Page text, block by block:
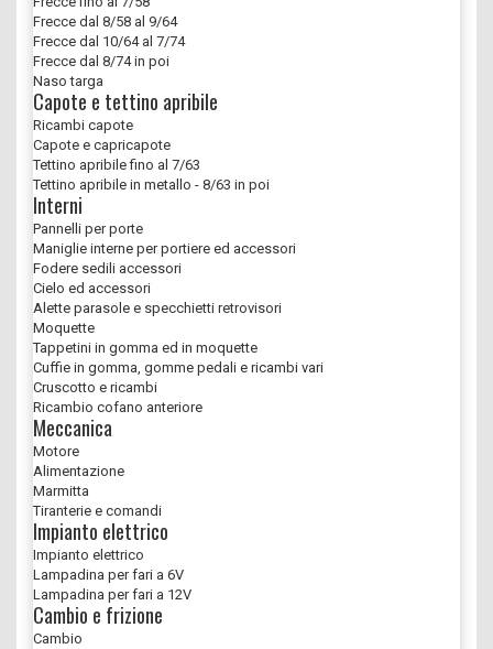
Frecce dal 8/58 al 9/64
Frecce dal 10/64 al 7/74
Frecce dal 8/74 in poi
Naso targa
Capote e tettino apribile
Ricambi capote
Capote e capricapote
Tettino apribile fino al 7/63
Tettino apribile in metallo - 8/63 in poi
Interni
Pannelli per porte
Maniglie interne per portiere ed accessori
Fodere sedili accessori
Cielo ed accessori
Alette parasole e specchietti retrovisori
Moquette
Tappetini in gomma ed in moquette
Cuffie in gomma, gomme pedali e ricambi vari
Cruscotto e ricambi
Ricambio cofano anteriore
Meccanica
Motore
Alimentazione
Marmitta
Tiranterie e comandi
Impianto elettrico
Impianto elettrico
Lampadina per fari a 6V
Lampadina per fari a 12V
Cambio e frizione
Cambio